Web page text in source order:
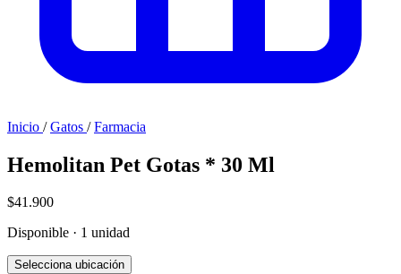
Inicio / Gatos / Farmacia
Hemolitan Pet Gotas * 30 Ml
$41.900
Disponible · 1 unidad
Selecciona ubicación